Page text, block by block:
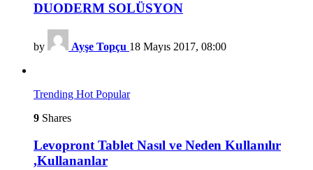
DUODERM SOLÜSYON
by Ayşe Topçu 18 Mayıs 2017, 08:00
Trending Hot Popular
9 Shares
Levopront Tablet Nasıl ve Neden Kullanılır
,Kullananlar